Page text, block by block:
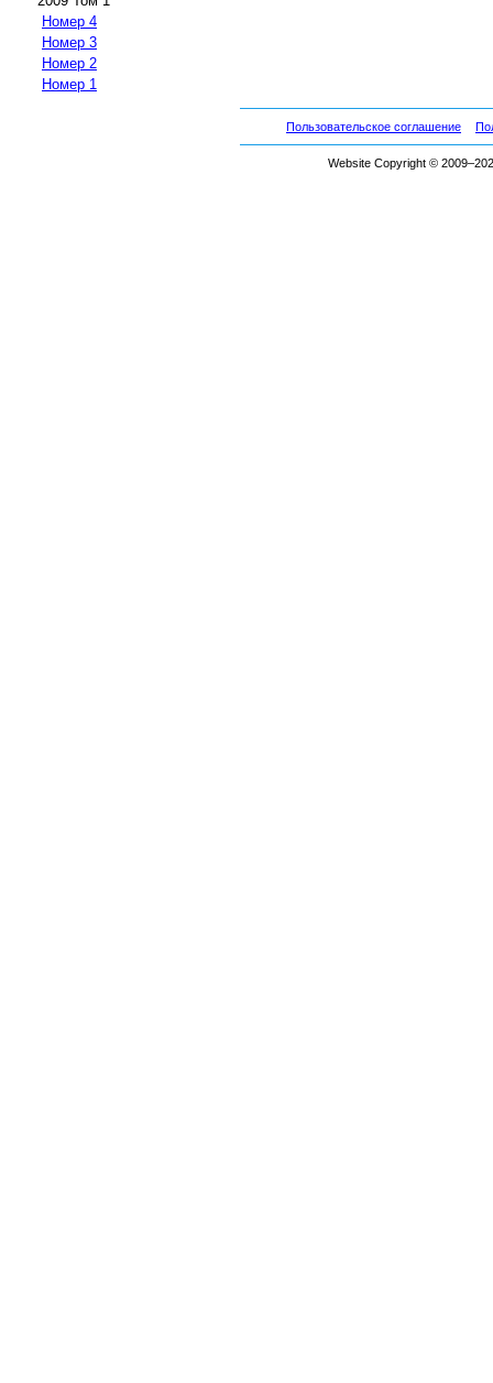
Номер 4
Номер 3
Номер 2
Номер 1
Пользовательское соглашение
Website Copyright ©